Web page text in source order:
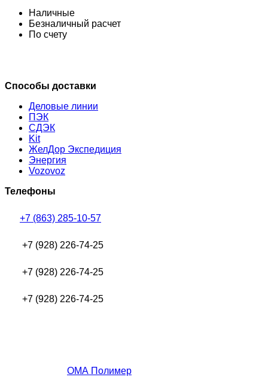
Наличные
Безналичный расчет
По счету
Способы доставки
Деловые линии
ПЭК
СДЭК
Kit
ЖелДор Экспедиция
Энергия
Vozovoz
Телефоны
+7 (863) 285-10-57
+7 (928) 226-74-25
+7 (928) 226-74-25
+7 (928) 226-74-25
ОМА Полимер